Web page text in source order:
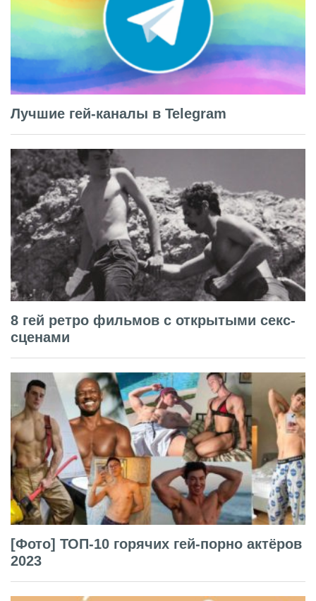
Лучшие гей-каналы в Telegram
8 гей ретро фильмов с открытыми секс-
сценами
[Фото] ТОП-10 горячих гей-порно актёров
2023